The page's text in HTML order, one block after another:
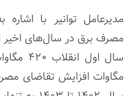
مدیرعامل توانیر با
مگاوات افزایش تقاضای